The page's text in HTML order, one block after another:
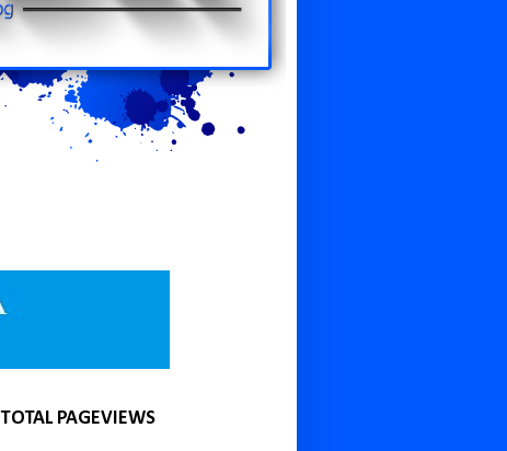
TOTAL PAGEVIEWS